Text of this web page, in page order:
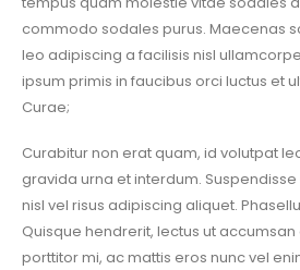
commodo sodales purus. Maecenas
leo adipiscing a facilisis nisl
ipsum primis in faucibus orci luctus et
Curae;
Curabitur non erat quam, id volutpat
gravida urna et interdum. Suspendisse
nisl vel risus adipiscing aliquet.
Quisque hendrerit, lectus ut
porttitor mi, ac mattis eros nunc vel